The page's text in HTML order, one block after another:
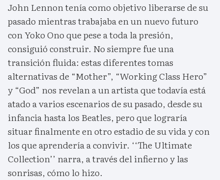
John Lennon tenía como objetivo liberarse de su
pasado mientras trabajaba en un nuevo futuro
con Yoko Ono que pese a toda la presión,
consiguió construir. No siempre fue una
transición fluida: estas diferentes tomas
alternativas de “Mother”, “Working Class Hero”
y “God” nos revelan a un artista que todavía está
atado a varios escenarios de su pasado, desde su
infancia hasta los Beatles, pero que lograría
situar finalmente en otro estadio de su vida y con
los que aprendería a convivir. ‘‘The Ultimate
Collection’’ narra, a través del infierno y las
sonrisas, cómo lo hizo.